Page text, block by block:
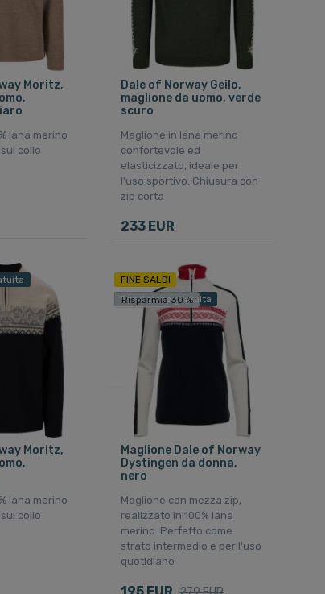
Moritz,
lana merino
collo
Dale of Norway Geilo,
maglione da uomo, verde
scuro
Maglione in lana merino
confortevole ed
elasticizzato, ideale per
l'uso sportivo. Chiusura con
zip corta
233 EUR
Moritz,
lana merino
collo
FINE SALDI
Spedizione gratuita
Risparmia 30 %
Maglione Dale of Norway
Dystingen da donna,
nero
Maglione con mezza zip,
realizzato in 100% lana
merino. Perfetto come
strato intermedio e per l'uso
quotidiano
195 EUR